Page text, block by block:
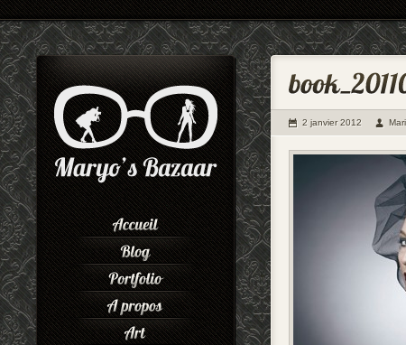
2 janvier 2012